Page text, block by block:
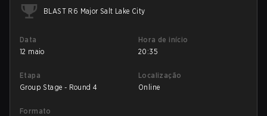
BLAST R6 Major Salt Lake City
Data
12 maio
Hora de início
20:35
Etapa
Group Stage - Round 4
Localização
Online
Formato